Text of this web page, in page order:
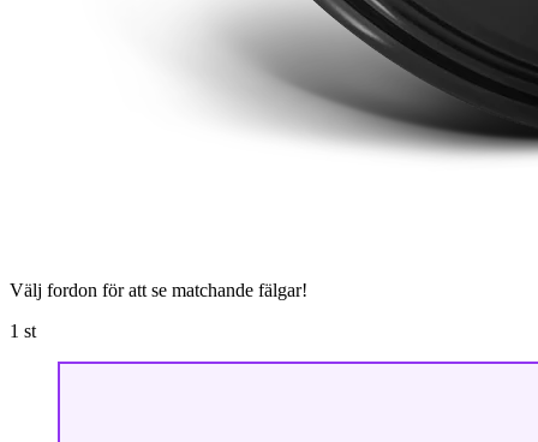
Välj fordon för att se matchande fälgar!
1 st